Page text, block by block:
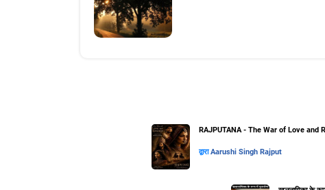
RAJPUTANA - The War of Love and
द्वाराAarushi Singh Rajput